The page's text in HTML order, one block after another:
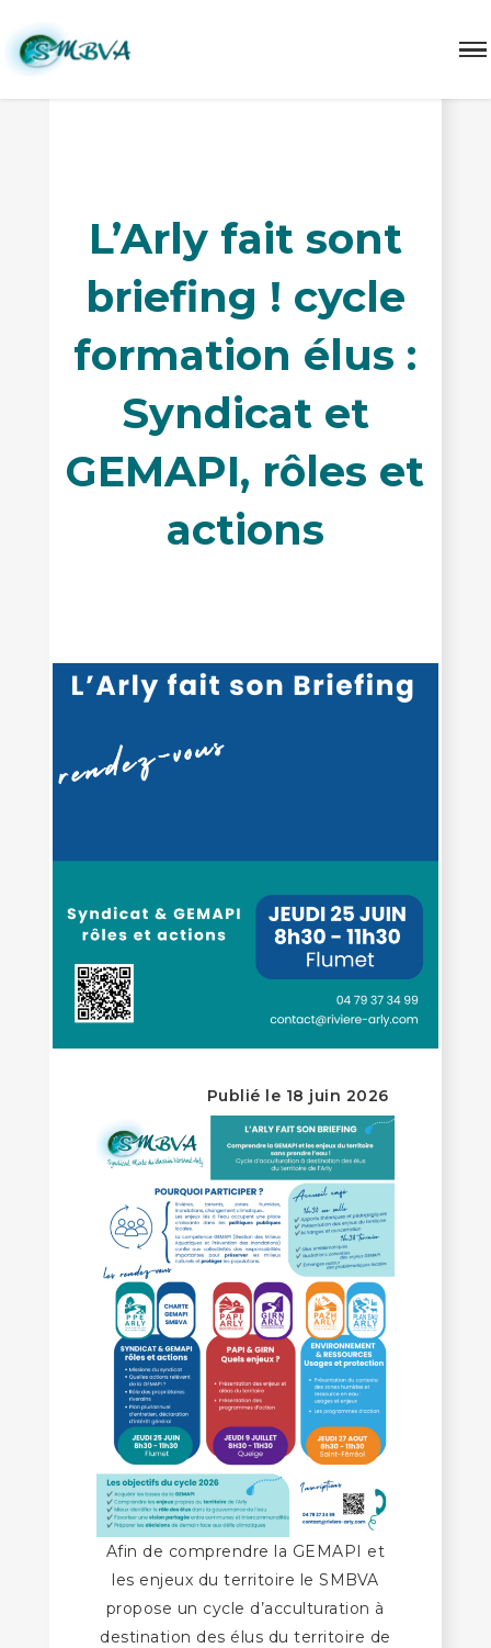
L’Arly fait sont
briefing ! cycle
formation élus :
Syndicat et
GEMAPI, rôles et
actions
Publié le 18 juin 2026
Afin de comprendre la GEMAPI et
les enjeux du territoire le SMBVA
propose un cycle d’acculturation à
destination des élus du territoire de